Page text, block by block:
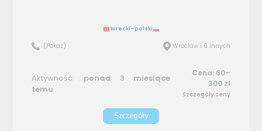
turecki–polski
(Pokaż) Wrocław i 6 innych
Aktywność: ponad 3 miesiące
temu
Cena: 60–
300 zł
Szczegóły ceny
Szczegóły